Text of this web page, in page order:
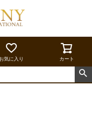
気に入り カート